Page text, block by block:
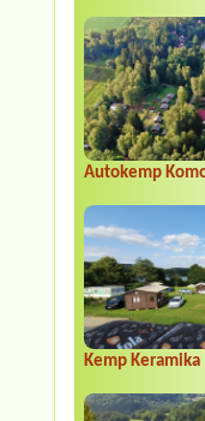
Autokemp
Kemp Keramika